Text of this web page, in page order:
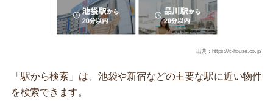
出典：https://x-house.co.jp/
「駅から検索」は、池袋や新宿などの主要な駅に近い物件
を検索できます。